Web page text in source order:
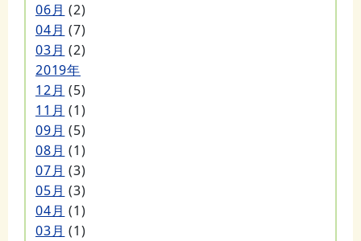
06月 (2)
04月 (7)
03月 (2)
2019年
12月 (5)
11月 (1)
09月 (5)
08月 (1)
07月 (3)
05月 (3)
04月 (1)
03月 (1)